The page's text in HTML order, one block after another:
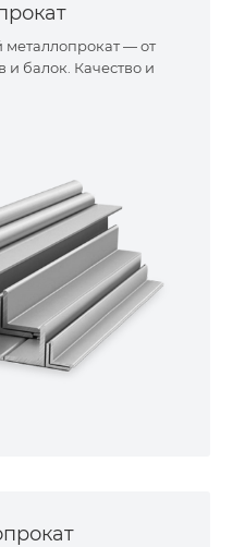
— от
и балок. Качество и